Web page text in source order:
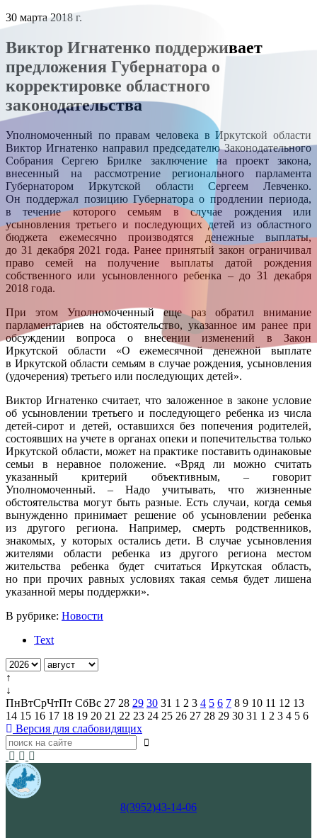
30 марта 2018 г.
Виктор Игнатенко поддерживает
предложения Губернатора о
корректировке областного
законодательства
Уполномоченный по правам человека в Иркутской области
Виктор Игнатенко направил председателю Законодательного
Собрания Сергею Брилке заключение на проект закона,
внесенный на рассмотрение регионального парламента
Губернатором Иркутской области Сергеем Левченко.
Он поддержал позицию Губернатора о продлении периода,
в течение которого семьям в случае рождения или
усыновления третьего и последующих детей из областного
бюджета ежемесячно производятся денежные выплаты,
до 31 декабря 2021 года. Ранее принятый закон ограничивал
право семей на получение выплаты датой рождения
собственного или усыновленного ребенка – до 31 декабря
2018 года.
При этом Уполномоченный еще раз обратил внимание
парламентариев на обстоятельство, указанное им ранее при
обсуждении вопроса о внесении изменений в Закон
Иркутской области «О ежемесячной денежной выплате
в Иркутской области семьям в случае рождения, усыновления
(удочерения) третьего или последующих детей».
Виктор Игнатенко считает, что заложенное в законе условие
об усыновлении третьего и последующего ребенка из числа
детей-сирот и детей, оставшихся без попечения родителей,
состоявших на учете в органах опеки и попечительства только
Иркутской области, может на практике поставить одинаковые
семьи в неравное положение. «Вряд ли можно считать
указанный критерий объективным, – говорит
Уполномоченный. – Надо учитывать, что жизненные
обстоятельства могут быть разные. Есть случаи, когда семья
вынужденно принимает решение об усыновлении ребенка
из другого региона. Например, смерть родственников,
знакомых, у которых остались дети. В случае усыновления
жителями области ребенка из другого региона местом
жительства ребенка будет считаться Иркутская область,
но при прочих равных условиях такая семья будет лишена
указанной меры поддержки».
В рубрике: Новости
Text
↑
↓
ПнВтСрЧтПт СбВс 27 28 29 30 31 1 2 3 4 5 6 7 8 9 10 11 12 13
14 15 16 17 18 19 20 21 22 23 24 25 26 27 28 29 30 31 1 2 3 4 5 6
Версия для слабовидящих
8(3952)43-14-06